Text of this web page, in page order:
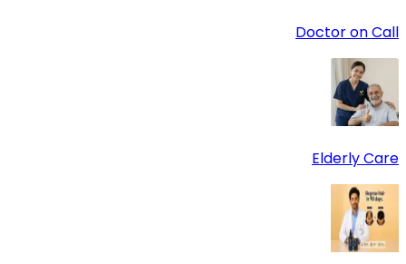
Doctor on Call
Elderly Care